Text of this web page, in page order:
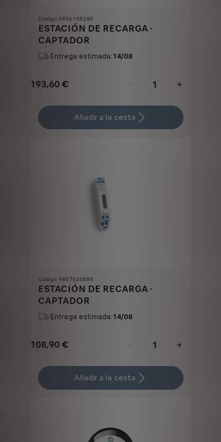
Codigo 9856108280
ESTACIÓN DE RECARGA -
CAPTADOR
Entrega estimada:14/08
193,60 €
Price
193,60
-
+
Quantity
updated
Añadir a la cesta
Codigo 9857020880
ESTACIÓN DE RECARGA -
CAPTADOR
Entrega estimada:14/08
108,90 €
Price
108,90
-
+
Quantity
updated
Añadir a la cesta